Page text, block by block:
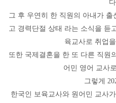
그 후 우연히 한 직원의 아내가
고 경력단절 상태 라는 소식을 듣
육교사로 취업
또한 국제결혼을 한 또 다른 직원
어민 영어 교사
그렇게
한국인 보육교사와 원어민 교사